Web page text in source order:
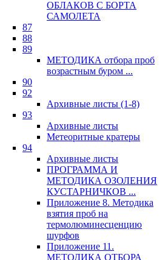
ОБЛАКОВ С БОРТА
САМОЛЕТА
87
88
89
МЕТОДИКА отбора проб
возрастным буром ...
90
92
Архивные листы (1-8)
93
Архивные листы
Метеоритные кратеры
94
Архивные листы
ПРОГРАММА И
МЕТОДИКА ОЗОЛЕНИЯ
КУСТАРНИЧКОВ ...
Приложение 8. Методика
взятия проб на
термолюминесценцию
шурфов
Приложение 11.
МЕТОДИКА ОТБОРА